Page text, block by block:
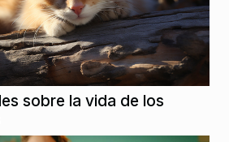
sobre la vida de los